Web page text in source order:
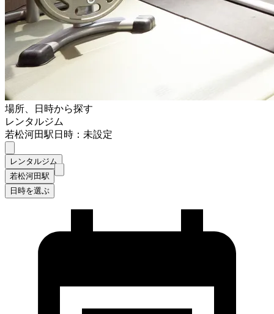
場所、日時から探す
レンタルジム
若松河田駅日時：未設定
レンタルジム
若松河田駅
日時を選ぶ